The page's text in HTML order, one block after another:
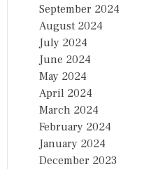
September 2024
August 2024
July 2024
June 2024
May 2024
April 2024
March 2024
February 2024
January 2024
December 2023